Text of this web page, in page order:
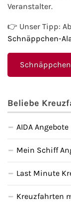
Veranstalter.
👉 Unser Tipp:
Schnäppchen-
Beliebe
AIDA Angebote
Mein Schiff
Last Minute
Kreuzfahrten